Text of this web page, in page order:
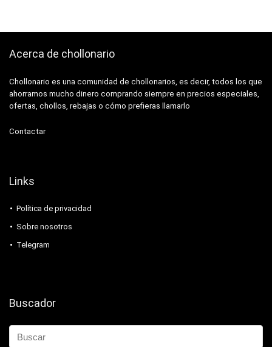
Acerca de chollonario
Chollonario es una comunidad de chollonarios, es decir, todos los que
ahorramos mucho dinero comprando siempre en precios especiales,
ofertas, chollos, rebajas o cómo prefieras llamarlo
Contactar
Links
Política de privacidad
Sobre nosotros
Telegram
Buscador